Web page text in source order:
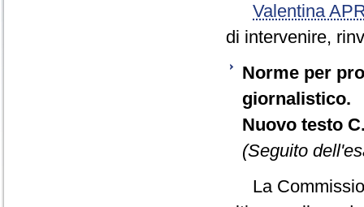
Valentina
di intervenire,
Norme per
giornalistico.
Nuovo testo
(Seguito
La